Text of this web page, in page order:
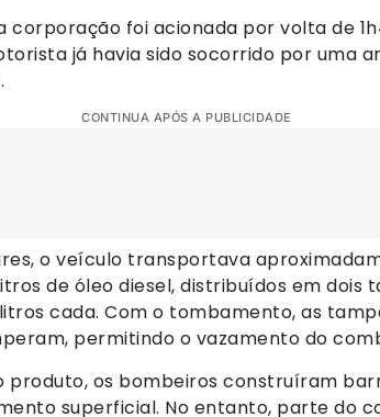
corporação foi acionada por volta de
já havia sido socorrido por uma
CONTINUA APÓS A PUBLICIDADE
o veículo transportava
de óleo diesel, distribuídos em dois
cada. Com o tombamento, as
permitindo o vazamento do
produto, os bombeiros construíram
superficial. No entanto, parte do